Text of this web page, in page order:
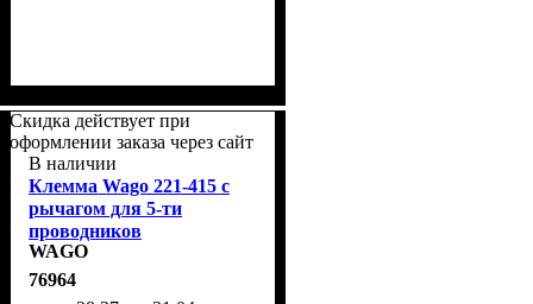
Скидка действует при
оформлении заказа через сайт
В наличии
Клемма Wago 221-415 с
рычагом для 5-ти
проводников
WAGO
76964